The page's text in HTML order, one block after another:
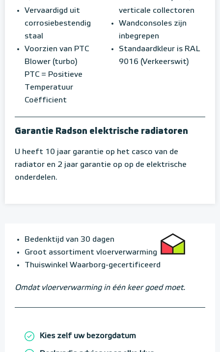
Vervaardigd uit
corrosiebestendig
staal
Voorzien van PTC
Blower (turbo)
PTC = Positieve
Temperatuur
Coëfficient
verticale collectoren
Wandconsoles zijn
inbegrepen
Standaardkleur is RAL
9016 (Verkeerswit)
Garantie Radson elektrische radiatoren
U heeft 10 jaar garantie op het casco van de
radiator en 2 jaar garantie op op de elektrische
onderdelen.
Bedenktijd van 30 dagen
Groot assortiment vloerverwarming
Thuiswinkel Waarborg-gecertificeerd
Omdat vloerverwarming in één keer goed moet.
Kies zelf uw bezorgdatum